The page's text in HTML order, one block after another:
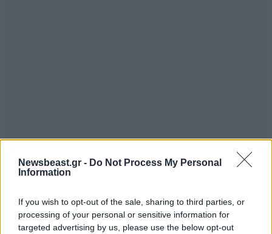
Newsbeast.gr - Do Not Process My Personal
Information
If you wish to opt-out of the sale, sharing to third parties, or
processing of your personal or sensitive information for
targeted advertising by us, please use the below opt-out